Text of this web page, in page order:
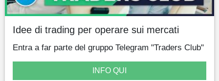
Idee di trading per operare sui mercati
Entra a far parte del gruppo Telegram "Traders Club"
INFO QUI